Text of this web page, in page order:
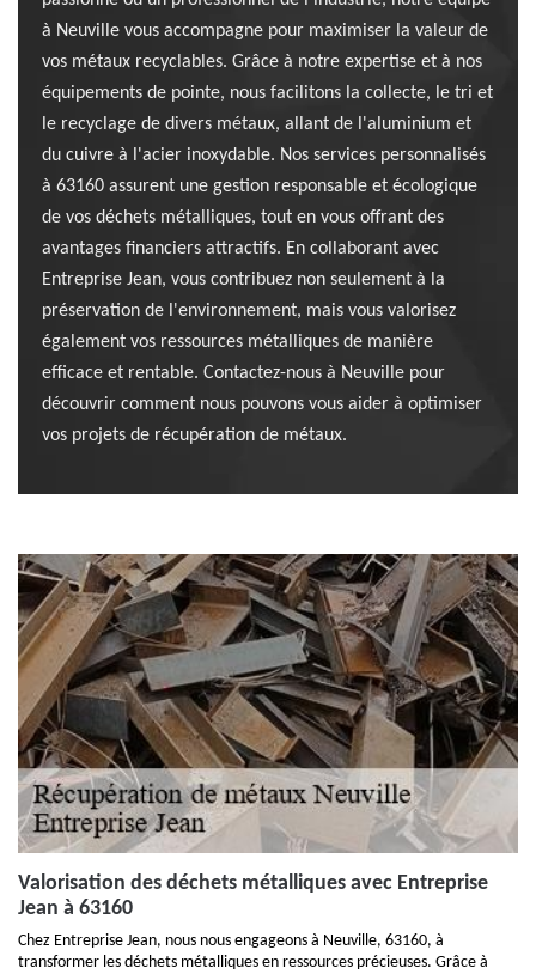
à Neuville vous accompagne pour maximiser la valeur de
vos métaux recyclables. Grâce à notre expertise et à nos
équipements de pointe, nous facilitons la collecte, le tri et
le recyclage de divers métaux, allant de l'aluminium et
du cuivre à l'acier inoxydable. Nos services personnalisés
à 63160 assurent une gestion responsable et écologique
de vos déchets métalliques, tout en vous offrant des
avantages financiers attractifs. En collaborant avec
Entreprise Jean, vous contribuez non seulement à la
préservation de l'environnement, mais vous valorisez
également vos ressources métalliques de manière
efficace et rentable. Contactez-nous à Neuville pour
découvrir comment nous pouvons vous aider à optimiser
vos projets de récupération de métaux.
Valorisation des déchets métalliques avec Entreprise
Jean à 63160
Chez Entreprise Jean, nous nous engageons à Neuville, 63160, à
transformer les déchets métalliques en ressources précieuses. Grâce à